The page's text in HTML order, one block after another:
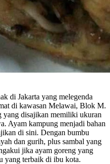
di Jakarta yang melegenda
di kawasan Melawai, Blok M.
yang disajikan memiliki ukuran
Ayam kampung menjadi bahan
di sini. Dengan bumbu
dan gurih, plus sambal yang
jika ayam goreng yang
yang terbaik di ibu kota.